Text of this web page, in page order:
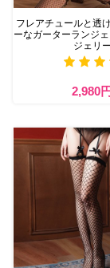
フレアチュールと透
ーなガーターランジ
ジェリー
2,980円